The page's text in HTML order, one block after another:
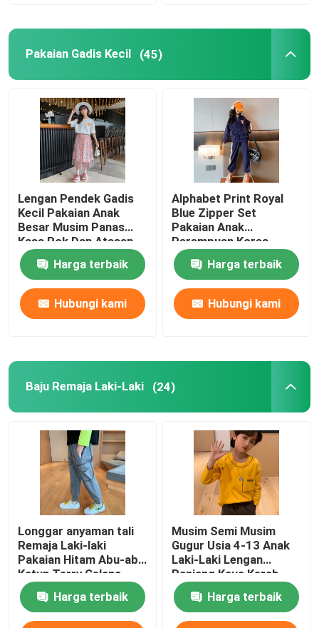
Pakaian Gadis Kecil (45)
Lengan Pendek Gadis
Kecil Pakaian Anak
Besar Musim Panas
Kasa Rok Dan Atasan
Harga terbaik
Hubungi kami
Alphabet Print Royal
Blue Zipper Set
Pakaian Anak
Perempuan Korea
Untuk Usia 4-16
Harga terbaik
Hubungi kami
Baju Remaja Laki-Laki (24)
Longgar anyaman tali
Remaja Laki-laki
Pakaian Hitam Abu-abu
Katun Terry Celana
Olahraga
Harga terbaik
Musim Semi Musim
Gugur Usia 4-13 Anak
Laki-Laki Lengan
Panjang Kaus Kerah
Bulat Tampan
Harga terbaik